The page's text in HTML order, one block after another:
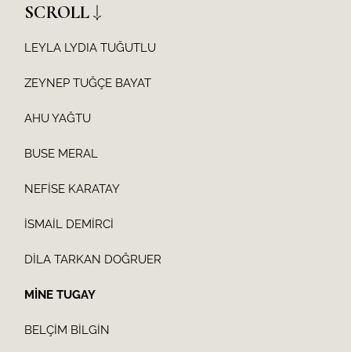
SCROLL
LEYLA LYDIA TUĞUTLU
ZEYNEP TUĞÇE BAYAT
AHU YAĞTU
BUSE MERAL
NEFİSE KARATAY
İSMAİL DEMİRCİ
DİLA TARKAN DOĞRUER
MİNE TUGAY
BELÇİM BİLGİN